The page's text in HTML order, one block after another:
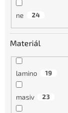
ne 24
Materiál
lamino 19
masiv 23